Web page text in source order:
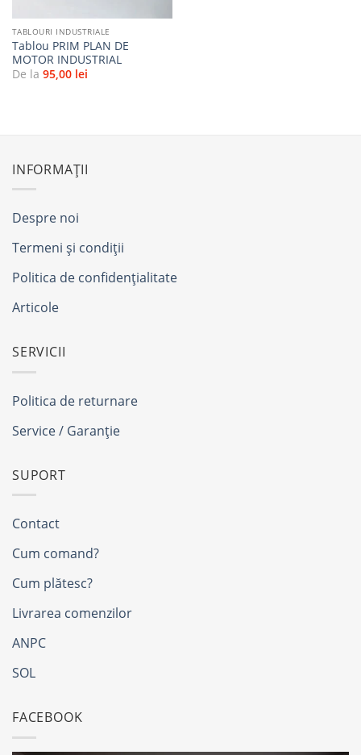
TABLOURI INDUSTRIALE
Tablou PRIM PLAN DE
MOTOR INDUSTRIAL
De la 95,00 lei
INFORMAȚII
Despre noi
Termeni și condiții
Politica de confidențialitate
Articole
SERVICII
Politica de returnare
Service / Garanție
SUPORT
Contact
Cum comand?
Cum plătesc?
Livrarea comenzilor
ANPC
SOL
FACEBOOK